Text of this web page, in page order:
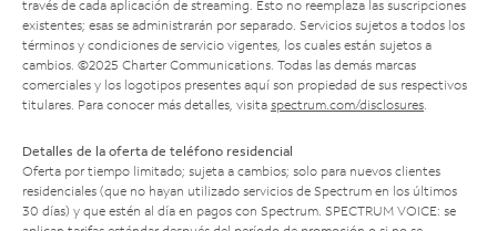
través de cada aplicación de streaming. Esto no reemplaza las suscripciones
existentes; esas se administrarán por separado. Servicios sujetos a todos los
términos y condiciones de servicio vigentes, los cuales están sujetos a
cambios. ©2025 Charter Communications. Todas las demás marcas
comerciales y los logotipos presentes aquí son propiedad de sus respectivos
titulares. Para conocer más detalles, visita spectrum.com/disclosures
Detalles de la oferta de teléfono residencial
Oferta por tiempo limitado; sujeta a cambios; solo para nuevos clientes
residenciales (que no hayan utilizado servicios de Spectrum en los últimos
30 días) y que estén al día en pagos con Spectrum. SPECTRUM VOICE: se